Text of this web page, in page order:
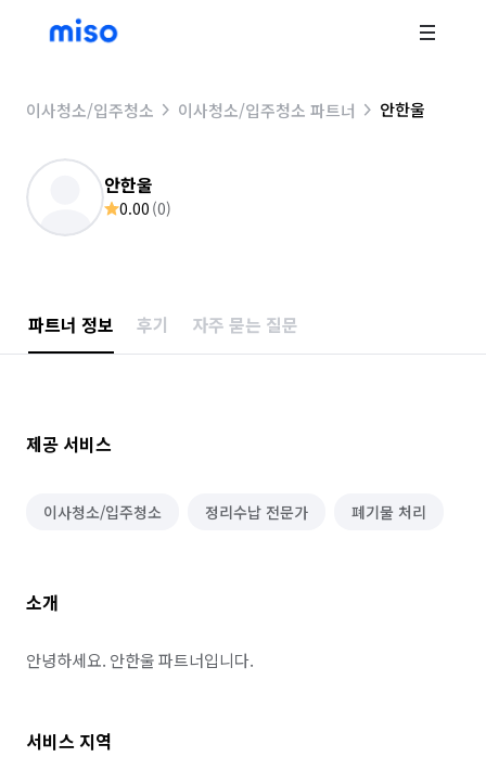
이사청소/입주청소 이사청소/입주청소 파트너 안한울
안한울
0.00 (0)
파트너 정보 후기 자주 묻는 질문
제공 서비스
이사청소/입주청소 정리수납 전문가 폐기물 처리
소개
안녕하세요. 안한울 파트너입니다.
서비스 지역